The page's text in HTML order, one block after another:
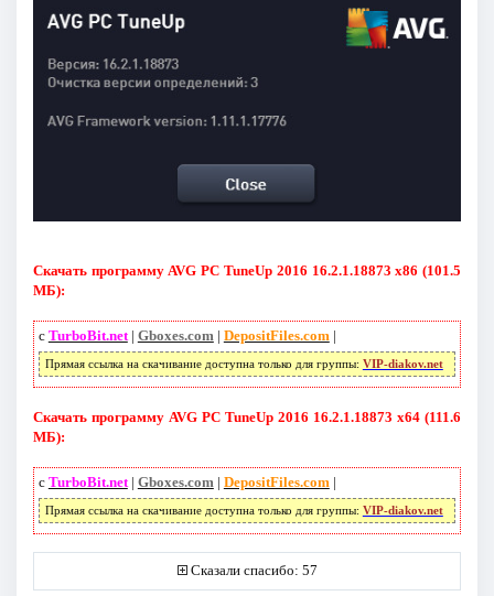
Скачать программу AVG PC TuneUp 2016 16.2.1.18873 х86 (101.5
МБ):
с TurboBit.net | Gboxes.com | DepositFiles.com |
Прямая ссылка на скачивание доступна только для группы: VIP-diakov.net
Скачать программу AVG PC TuneUp 2016 16.2.1.18873 х64 (111.6
МБ):
с TurboBit.net | Gboxes.com | DepositFiles.com |
Прямая ссылка на скачивание доступна только для группы: VIP-diakov.net
Сказали спасибо: 57